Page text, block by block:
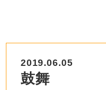
2019.06.05
鼓舞